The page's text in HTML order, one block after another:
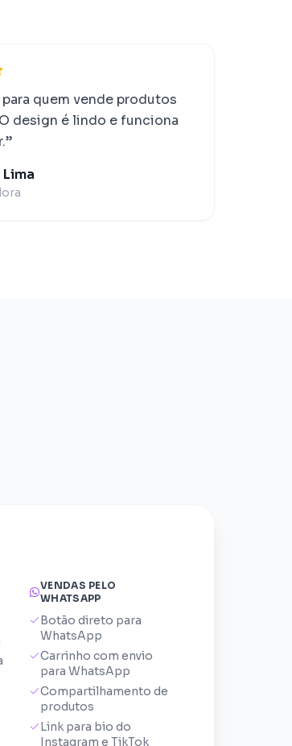
quem vende produtos
design é lindo e funciona
”
Lima
VENDAS PELO
WHATSAPP
Botão direto para
WhatsApp
Carrinho com envio
para WhatsApp
Compartilhamento de
produtos
Link para bio do
Instagram e TikTok